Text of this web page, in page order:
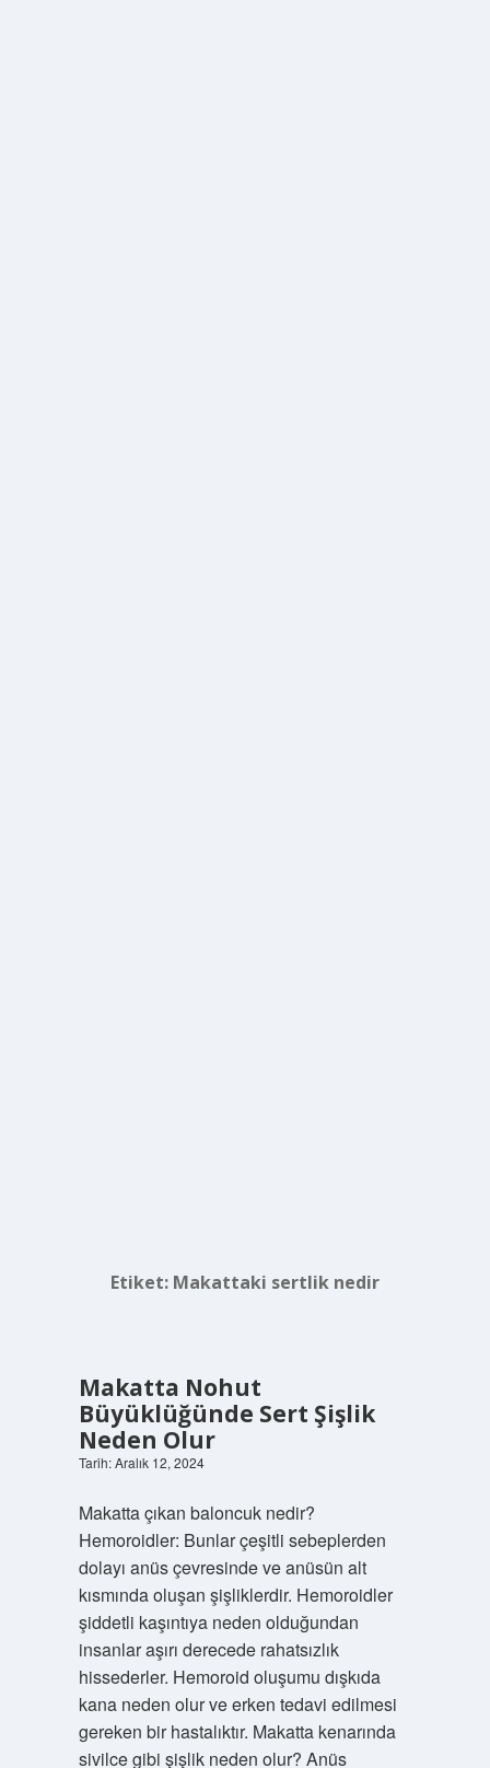
Etiket: Makattaki sertlik nedir
Makatta Nohut
Büyüklüğünde Sert Şişlik
Neden Olur
Tarih: Aralık 12, 2024
Makatta çıkan baloncuk nedir?
Hemoroidler: Bunlar çeşitli sebeplerden
dolayı anüs çevresinde ve anüsün alt
kısmında oluşan şişliklerdir. Hemoroidler
şiddetli kaşıntıya neden olduğundan
insanlar aşırı derecede rahatsızlık
hissederler. Hemoroid oluşumu dışkıda
kana neden olur ve erken tedavi edilmesi
gereken bir hastalıktır. Makatta kenarında
sivilce gibi şişlik neden olur? Anüs